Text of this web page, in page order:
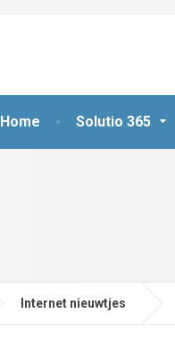
Home Solutio 365
Internet nieuwtjes